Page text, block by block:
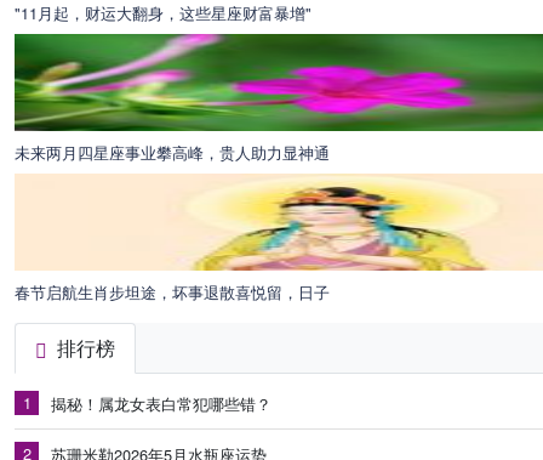
"11月起，财运大翻身，这些星座财富暴增"
未来两月四星座事业攀高峰，贵人助力显神通
春节启航生肖步坦途，坏事退散喜悦留，日子
排行榜
1 揭秘！属龙女表白常犯哪些错？
2 苏珊米勒2026年5月水瓶座运势